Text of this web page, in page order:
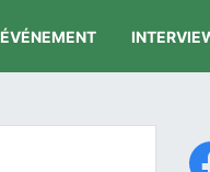
ÉVÉNEMENT